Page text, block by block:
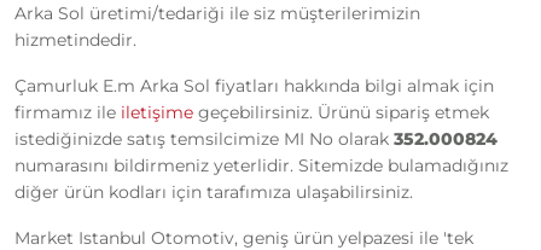
Arka Sol üretimi/tedariği ile siz müşterilerimizin
hizmetindedir.
Çamurluk E.m Arka Sol fiyatları hakkında bilgi almak için
firmamız ile iletişime geçebilirsiniz. Ürünü sipariş etmek
istediğinizde satış temsilcimize MI No olarak 352.000824
numarasını bildirmeniz yeterlidir. Sitemizde bulamadığınız
diğer ürün kodları için tarafımıza ulaşabilirsiniz.
Market Istanbul Otomotiv, geniş ürün yelpazesi ile 'tek